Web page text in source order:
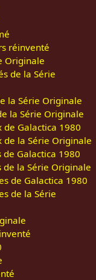
réinventé
Originale
de la Série
la Série Originale
la Série Originale
Galactica 1980
de la Série Originale
Galactica 1980
de la Série Originale
de Galactica 1980
de la Série